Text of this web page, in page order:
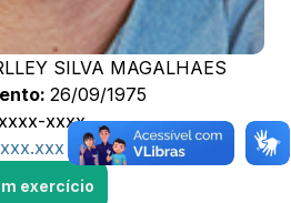
SILVA MAGALHAES
26/09/1975
xxxx
exercício